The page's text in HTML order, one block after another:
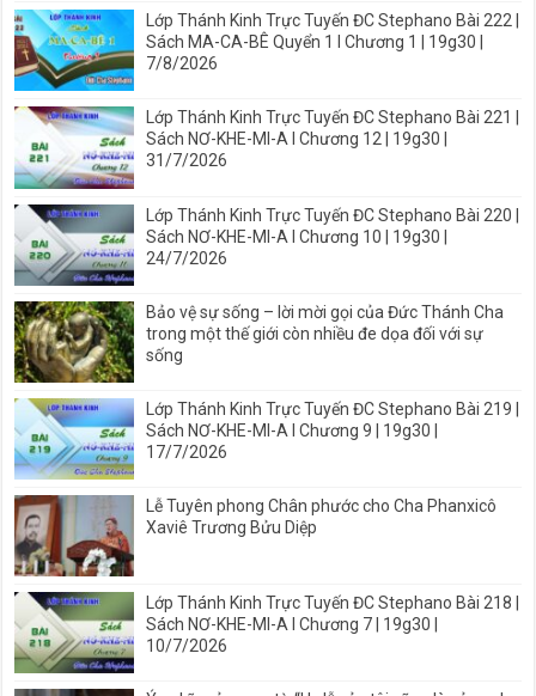
Lớp Thánh Kinh Trực Tuyến ĐC Stephano Bài 222 |
Sách MA-CA-BÊ Quyển 1 I Chương 1 | 19g30 |
7/8/2026
Lớp Thánh Kinh Trực Tuyến ĐC Stephano Bài 221 |
Sách NƠ-KHE-MI-A I Chương 12 | 19g30 |
31/7/2026
Lớp Thánh Kinh Trực Tuyến ĐC Stephano Bài 220 |
Sách NƠ-KHE-MI-A I Chương 10 | 19g30 |
24/7/2026
Bảo vệ sự sống – lời mời gọi của Đức Thánh Cha
trong một thế giới còn nhiều đe dọa đối với sự
sống
Lớp Thánh Kinh Trực Tuyến ĐC Stephano Bài 219 |
Sách NƠ-KHE-MI-A I Chương 9 | 19g30 |
17/7/2026
Lễ Tuyên phong Chân phước cho Cha Phanxicô
Xaviê Trương Bửu Diệp
Lớp Thánh Kinh Trực Tuyến ĐC Stephano Bài 218 |
Sách NƠ-KHE-MI-A I Chương 7 | 19g30 |
10/7/2026